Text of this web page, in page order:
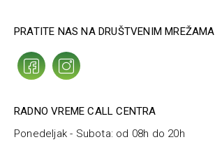
PRATITE NAS NA DRUŠTVENIM MREŽAMA
RADNO VREME CALL CENTRA
Ponedeljak - Subota: od 08h do 20h